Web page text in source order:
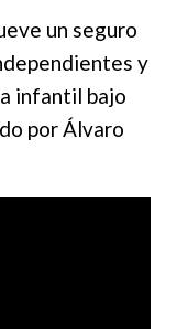
un seguro
y
infantil bajo
por Álvaro